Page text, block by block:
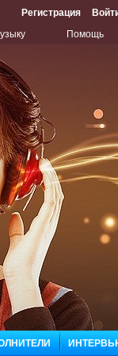
Регистрация
Помощь